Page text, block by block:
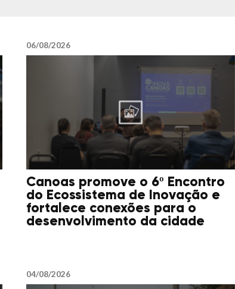
06/08/2026
Canoas promove o 6º Encontro
do Ecossistema de Inovação e
fortalece conexões para o
desenvolvimento da cidade
04/08/2026